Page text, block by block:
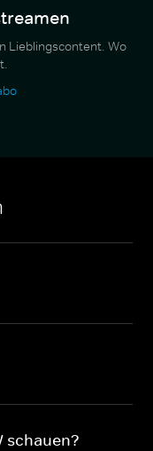
Lieblingscontent. Wo
schauen?